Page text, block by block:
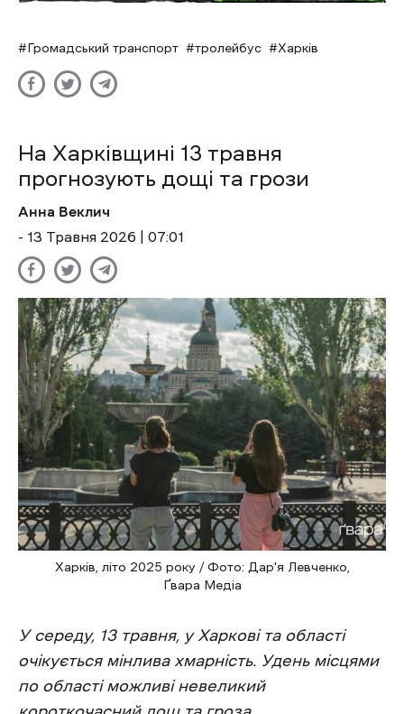
Громадський транспорт тролейбус Харків
На Харківщині 13 травня
прогнозують дощі та грози
Анна Веклич
- 13 Травня 2026 | 07:01
Харків, літо 2025 року / Фото: Дар'я Левченко,
Ґвара Медіа
У середу, 13 травня, у Харкові та області
очікується мінлива хмарність. Удень місцями
по області можливі невеликий